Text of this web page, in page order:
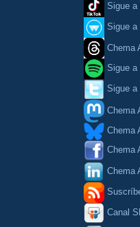
Sigue a
Sigue a
Chema
Sigue
Sigue a
Chema
Chema
Chema
Chema
Canal